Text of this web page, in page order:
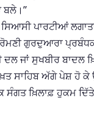
ਬਲੇ।”
ਸਿਆਸੀ ਪਾਰਟੀਆਂ
ਗੁਰਦੁਆਰਾ
ਜਾਂ ਸੁਖਬੀਰ ਬਾਦਲ
ਸਾਹਿਬ ਅੱਗੇ ਪੇਸ਼
ਸੰਗਤ ਖ਼ਿਲਾਫ਼ ਹੁਕਮ